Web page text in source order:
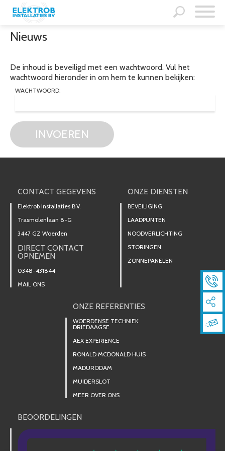
Nieuws
De inhoud is beveiligd met een wachtwoord. Vul het
wachtwoord hieronder in om hem te kunnen bekijken:
WACHTWOORD:
INVOEREN
CONTACT GEGEVENS
Elektrob Installaties B.V.
Trasmolenlaan 8-G
3447 GZ Woerden
DIRECT CONTACT
OPNEMEN
0348-431844
MAIL ONS
ONZE DIENSTEN
BEVEILIGING
LAADPUNTEN
NOODVERLICHTING
STORINGEN
ZONNEPANELEN
ONZE REFERENTIES
WOERDENSE TECHNIEK
DRIEDAAGSE
AEX EXPERIENCE
RONALD MCDONALD HUIS
MADURODAM
MUIDERSLOT
MEER OVER ONS
BEOORDELINGEN